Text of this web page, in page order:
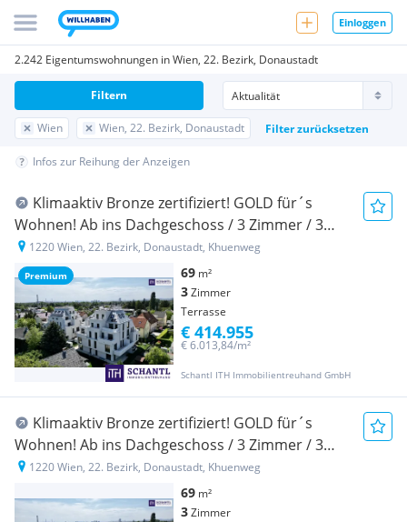
Einloggen
2.242 Eigentumswohnungen in Wien, 22. Bezirk, Donaustadt
Wien Wien, 22. Bezirk, Donaustadt Filter zurücksetzen
Filtern
Infos zur Reihung der Anzeigen
Premium
Klimaaktiv Bronze zertifiziert! GOLD für´s
Wohnen! Ab ins Dachgeschoss / 3 Zimmer / 3
Terrassen / Viel Lebensqualität! Wärmepumpe
und Solaranlage + Naturnahe Gewässer ums Eck!
1220 Wien, 22. Bezirk, Donaustadt, Khuenweg
69 m²
3Zimmer
Terrasse
Schantl ITH Immobilientreuhand GmbH
€ 6.013,84/m²
€ 414.955
Klimaaktiv Bronze zertifiziert! GOLD für´s
Wohnen! Ab ins Dachgeschoss / 3 Zimmer / 3
Terrassen / Viel Lebensqualität! Wärmepumpe
und Solaranlage + Naturnahe Gewässer ums Eck!
1220 Wien, 22. Bezirk, Donaustadt, Khuenweg
69 m²
3Zimmer